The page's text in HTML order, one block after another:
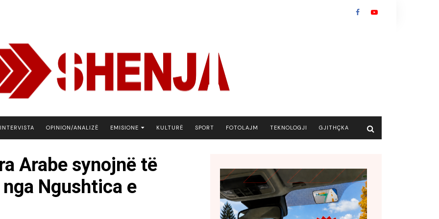
INTERVISTA OPINION/ANALIZË EMISIONE
BOTA NE FOKUS
KULTURË SPORT FOTOLAJM TEKNOLOGJI GJITHÇKA
Arabe synojnë të
Ngushtica e